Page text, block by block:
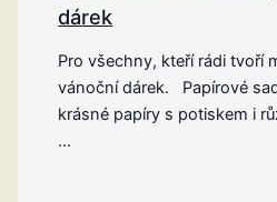
dárek
Pro všechny, kteří rádi tvoří
vánoční dárek. Papírové
krásné papíry s potiskem i
…